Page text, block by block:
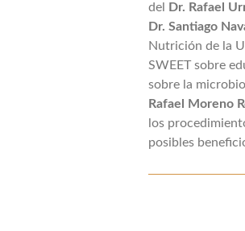
del
Dr. Rafael
Dr. Santiago
Nutrición de la
SWEET sobre
sobre la
Rafael Moreno
los
posibles